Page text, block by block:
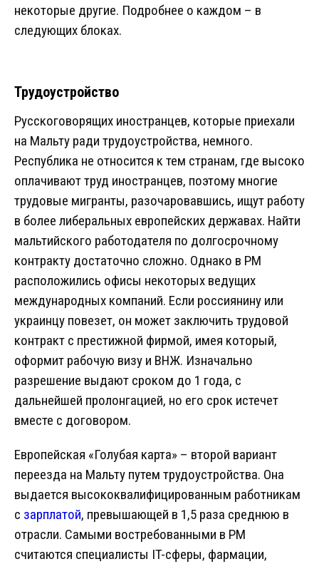
некоторые другие. Подробнее о каждом – в
следующих блоках.
Трудоустройство
Русскоговорящих иностранцев, которые приехали
на Мальту ради трудоустройства, немного.
Республика не относится к тем странам, где высоко
оплачивают труд иностранцев, поэтому многие
трудовые мигранты, разочаровавшись, ищут работу
в более либеральных европейских державах. Найти
мальтийского работодателя по долгосрочному
контракту достаточно сложно. Однако в РМ
расположились офисы некоторых ведущих
международных компаний. Если россиянину или
украинцу повезет, он может заключить трудовой
контракт с престижной фирмой, имея который,
оформит рабочую визу и ВНЖ. Изначально
разрешение выдают сроком до 1 года, с
дальнейшей пролонгацией, но его срок истечет
вместе с договором.
Европейская «Голубая карта» – второй вариант
переезда на Мальту путем трудоустройства. Она
выдается высококвалифицированным работникам
с зарплатой, превышающей в 1,5 раза среднюю в
отрасли. Самыми востребованными в РМ
считаются специалисты IT-сферы, фармации,